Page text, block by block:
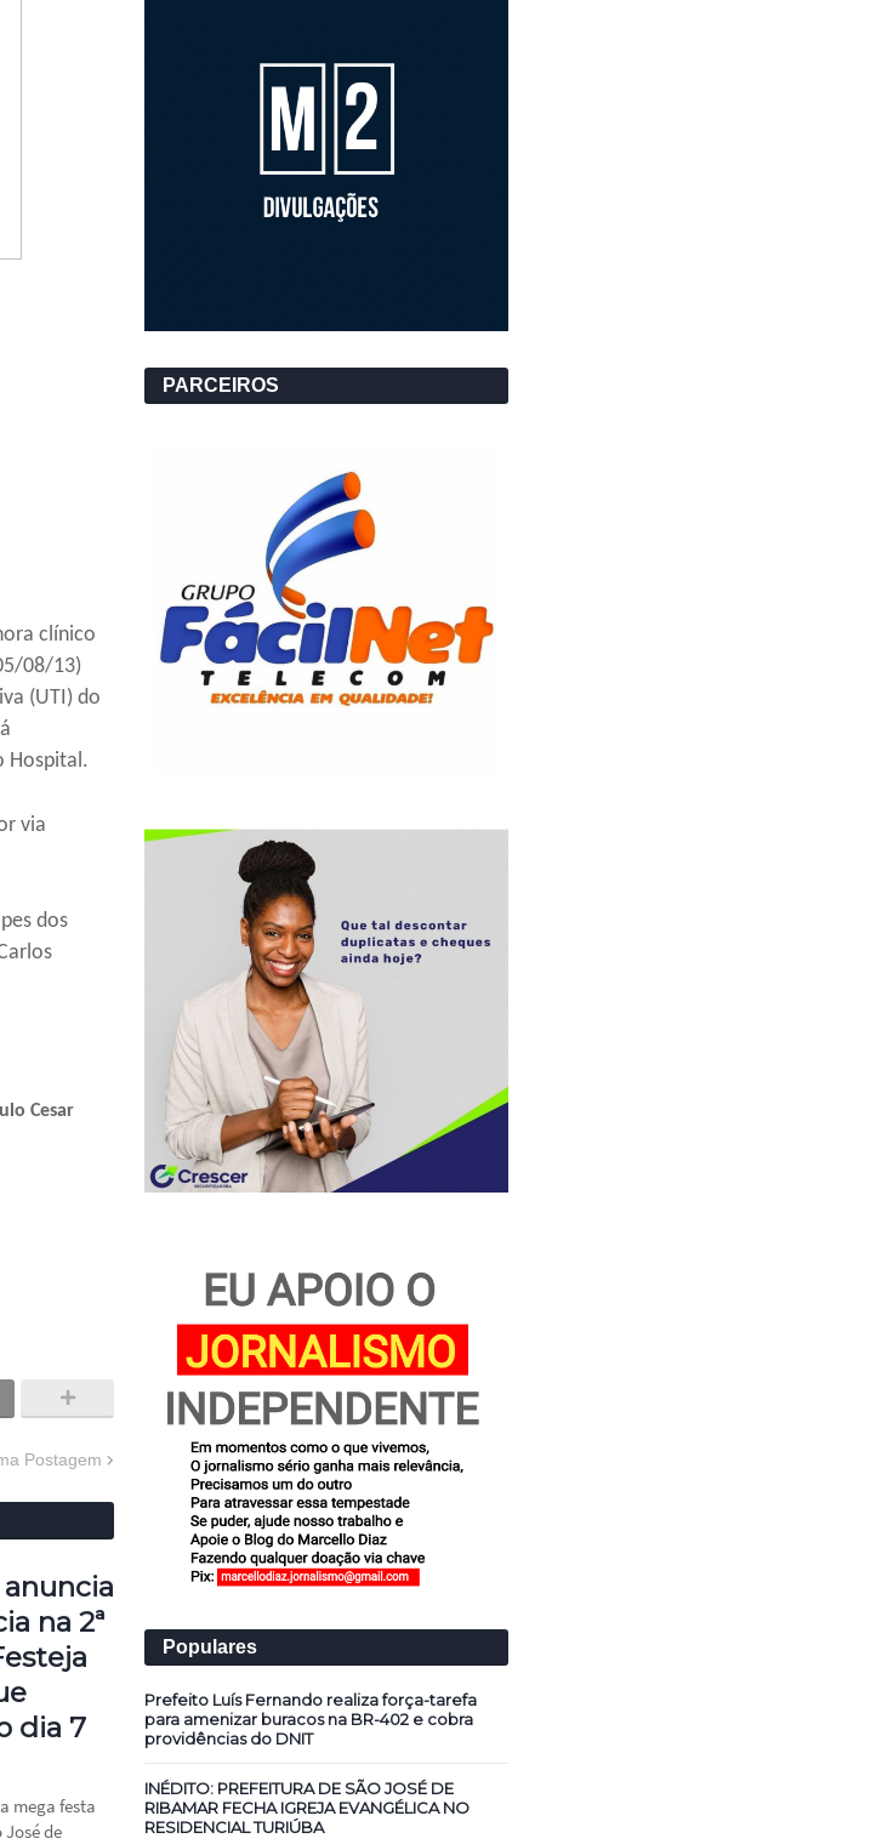
clínico
08/13)
(UTI) do
Hospital.
via
dos
Cesar
Postagem
na 2ª
dia 7
mega festa
de
PARCEIROS
Populares
Prefeito Luís Fernando realiza força-tarefa
para amenizar buracos na BR-402 e cobra
providências do DNIT
INÉDITO: PREFEITURA DE SÃO JOSÉ DE
RIBAMAR FECHA IGREJA EVANGÉLICA NO
RESIDENCIAL TURIÚBA